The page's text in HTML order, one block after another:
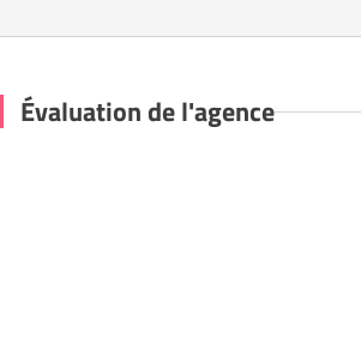
Évaluation de l'agence